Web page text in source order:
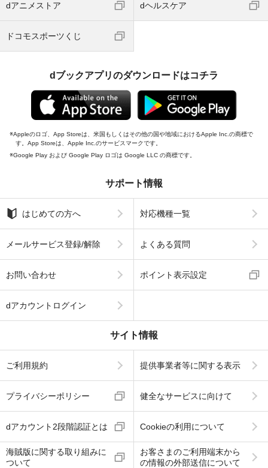
dアニメストア dヘルスケア
ドコモスポーツくじ
dブックアプリのダウンロードはコチラ
Appleのロゴ、App Storeは、米国もしくはその他の国や地域におけるApple Inc.の商標で
す。App Storeは、Apple Inc.のサービスマークです。
Google Play および Google Play ロゴは Google LLC の商標です。
サポート情報
はじめての方へ 対応機種一覧
メールサービス登録/解除 よくある質問
お問い合わせ ポイント表示設定
dアカウントログイン
サイト情報
ご利用規約 提供事業者等に関する表示
プライバシーポリシー 健全なサービスに向けて
dアカウント2段階認証とは Cookieの利用について
海賊版に関する取り組みに
ついて
お客さまのご利用端末から
の情報の外部送信について